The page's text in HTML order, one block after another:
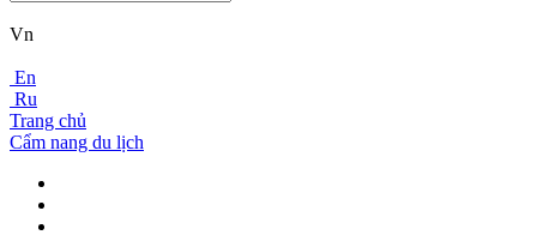
Vn
En
Ru
Trang chủ
Cẩm nang du lịch